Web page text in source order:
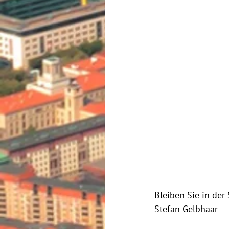
Bleiben Sie in der
Stefan Gelbhaar